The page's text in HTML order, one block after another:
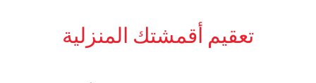
تعقيم أقمشتك المنزلية